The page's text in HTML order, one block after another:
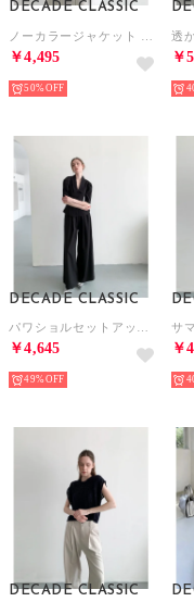
DECADE CLASSIC
￥4,495
50%
￥
DECADE CLASSIC
￥4,645
49%
￥
DECADE CLASSIC